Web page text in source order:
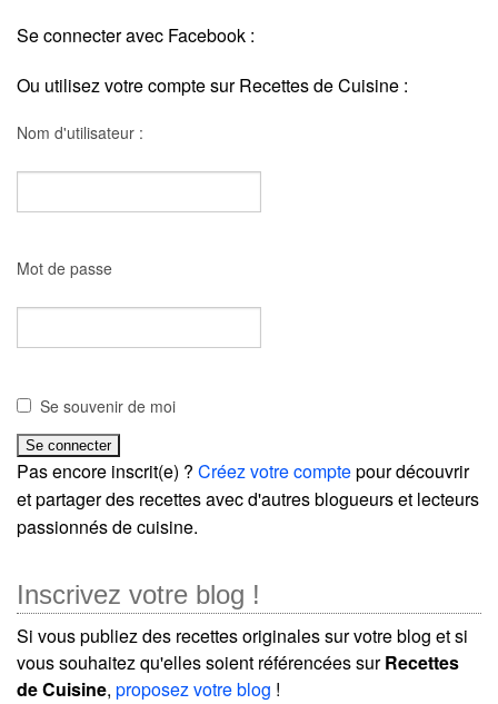
Se connecter avec Facebook :
Ou utilisez votre compte sur Recettes de Cuisine :
Nom d'utilisateur :
Mot de passe
Se souvenir de moi
Pas encore inscrit(e) ? Créez votre comptepour découvrir
et partager des recettes avec d'autres blogueurs et lecteurs
passionnés de cuisine.
Inscrivez votre blog !
Si vous publiez des recettes originales sur votre blog et si
vous souhaitez qu'elles soient référencées surRecettes
de Cuisine, proposez votre blog !